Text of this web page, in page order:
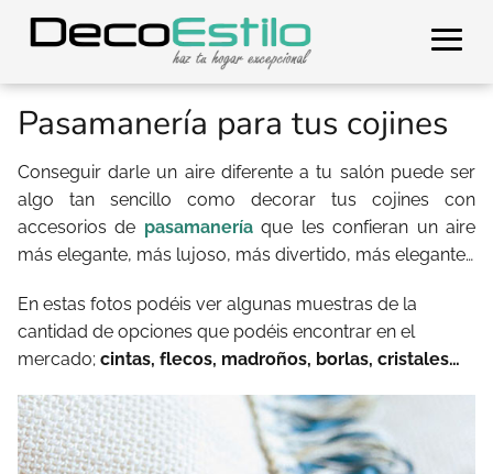
Pasamanería para tus cojines
Conseguir darle un aire diferente a tu salón puede ser
algo tan sencillo como decorar tus cojines con
accesorios de pasamaneríaque les confieran un aire
más elegante, más lujoso, más divertido, más elegante…
En estas fotos podéis ver algunas muestras de la
cantidad de opciones que podéis encontrar en el
mercado; cintas, flecos, madroños, borlas, cristales…